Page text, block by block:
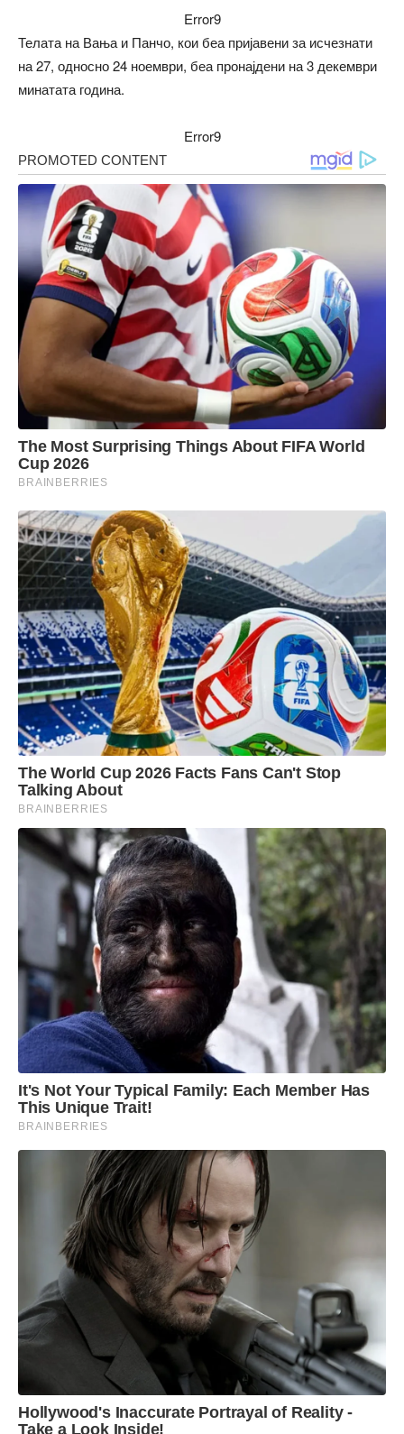
Error9
Телата на Вања и Панчо, кои беа пријавени за исчезнати
на 27, односно 24 ноември, беа пронајдени на 3 декември
минатата година.
Error9